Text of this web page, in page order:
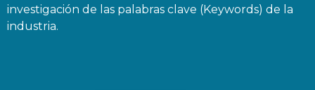
investigación de las palabras clave (Keywords) de la
industria.